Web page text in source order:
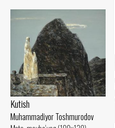
Kutish
Muhammadiyor Toshmurodov